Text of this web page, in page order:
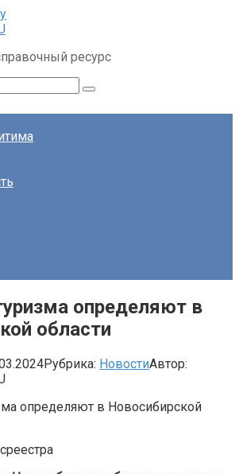
ресурс
определяют в
области
Рубрика: НовостиАвтор: